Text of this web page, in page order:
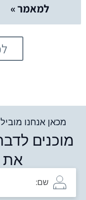
למאמר »
מכאן אנחנו
מוכנים
את